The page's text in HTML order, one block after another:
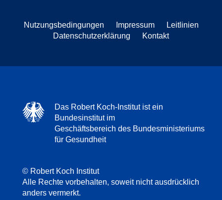
Nutzungsbedingungen Impressum
Leitlinien
Datenschutzerklärung
Kontakt
Das Robert Koch-Institut ist ein
Bundesinstitut im
Geschäftsbereich des Bundesministeriums
für Gesundheit
© Robert Koch Institut
Alle Rechte vorbehalten, soweit nicht ausdrücklich
anders vermerkt.